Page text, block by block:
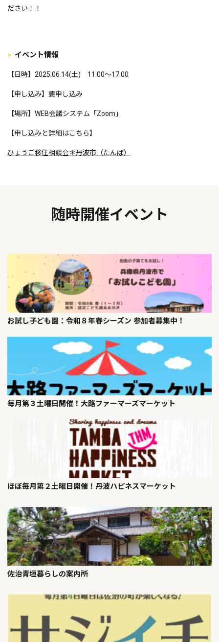
ださい！！
イベント情報
【日時】2025.06.14(土) 11:00～17:00
【申し込み】要申し込み
【場所】WEB会議システム「Zoom」
【申し込みと詳細はこちら】
ひょうご移住相談会＊丹波市（たんば）
随時開催イベント
お試し子ども園：令和８年春シーズン 参加者募集中！
毎月第３土曜日開催！大路ファーマーズマーケット
ほぼ毎月第２土曜日開催！丹波ハピネスマーケット
佐治青垣暮らしの案内所